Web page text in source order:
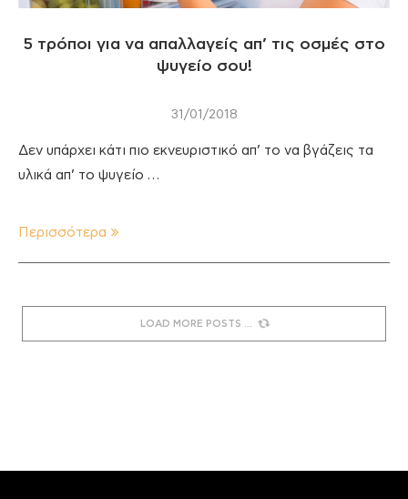
5 τρόποι για να απαλλαγείς απ’ τις οσμές στο
ψυγείο σου!
31/01/2018
Δεν υπάρχει κάτι πιο εκνευριστικό απ’ το να βγάζεις τα
υλικά απ’ το ψυγείο …
Περισσότερα
LOAD MORE POSTS